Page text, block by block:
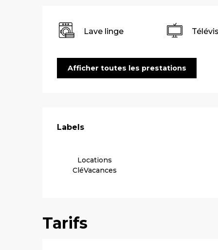
Lave linge
Afficher toutes les prestations
Offres de
Labels
Labels
Locations
CléVacances
Tarifs